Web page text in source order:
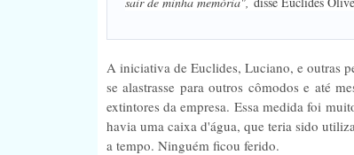
A iniciativa de Euclides, Luciano, e outras
se alastrasse para outros cômodos e até
extintores da empresa. Essa medida foi
havia uma caixa d'água, que teria sido
a tempo. Ninguém ficou ferido.